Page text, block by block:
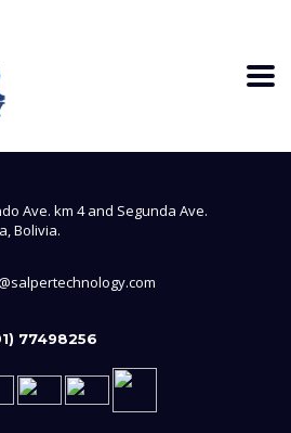
Ave. km 4 and Segunda Ave.
Bolivia.
77498256